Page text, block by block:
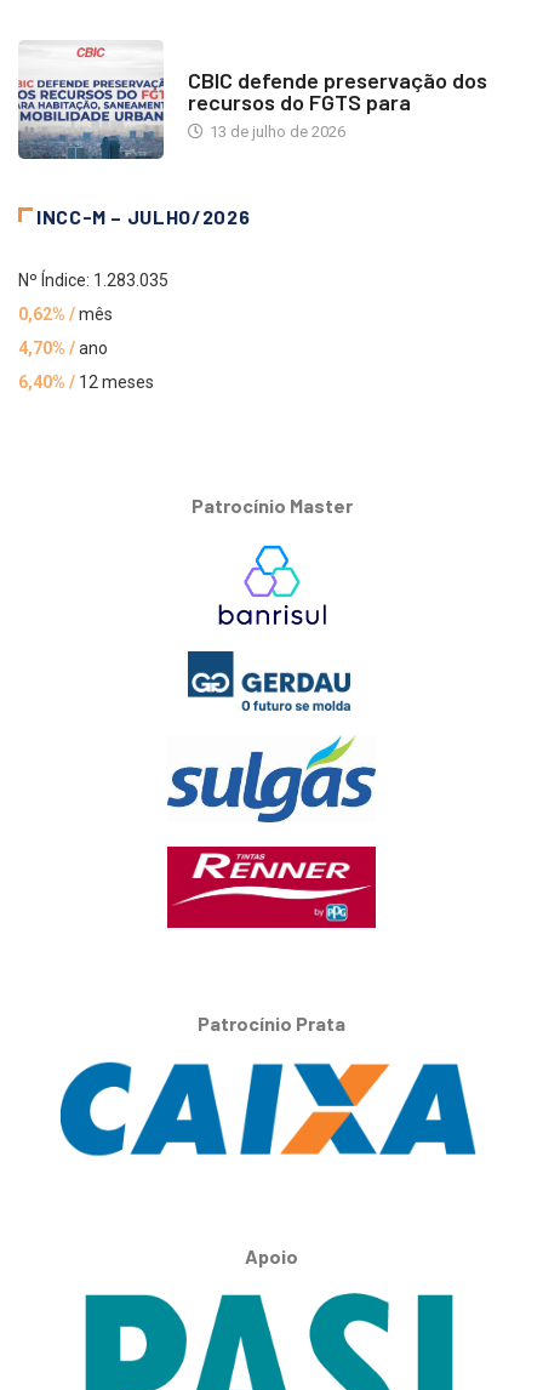
CBIC defende preservação dos
recursos do FGTS para
13 de julho de 2026
INCC-M – JULHO/2026
Nº Índice: 1.283.035
0,62% /mês
4,70% /ano
6,40% / 12 meses
Patrocínio Master
Patrocínio Prata
Apoio